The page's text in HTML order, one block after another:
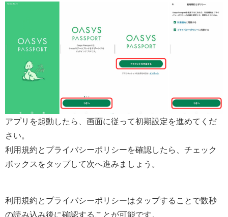
アプリを起動したら、画面に従って初期設定を進めてくだ
さい。
利用規約とプライバシーポリシーを確認したら、チェック
ボックスをタップして次へ進みましょう。
利用規約とプライバシーポリシーはタップすることで数秒
の読み込み後に確認することが可能です。